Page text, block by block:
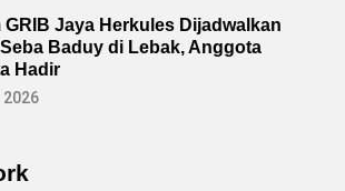
GRIB Jaya Herkules Dijadwalkan
Baduy di Lebak, Anggota
Hadir
2026